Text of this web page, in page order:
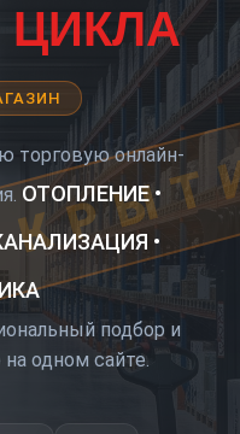
торговую онлайн-
ОТОПЛЕНИЕ •
•
подбор и
одном сайте.